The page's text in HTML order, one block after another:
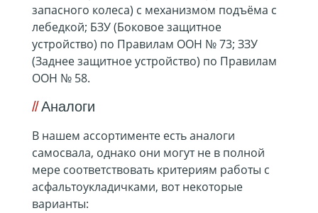
запасного колеса) с механизмом подъёма с
лебедкой; БЗУ (Боковое защитное
устройство) по Правилам ООН № 73; ЗЗУ
(Заднее защитное устройство) по Правилам
ООН № 58.
Аналоги
В нашем ассортименте есть аналоги
самосвала, однако они могут не в полной
мере соответствовать критериям работы с
асфальтоукладичками, вот некоторые
варианты: